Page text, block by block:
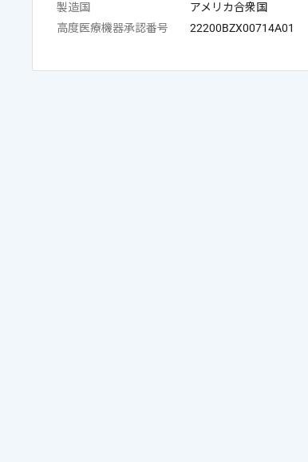
製造国
アメリカ合衆国
高度医療機器承認番号
22200BZX00714A01